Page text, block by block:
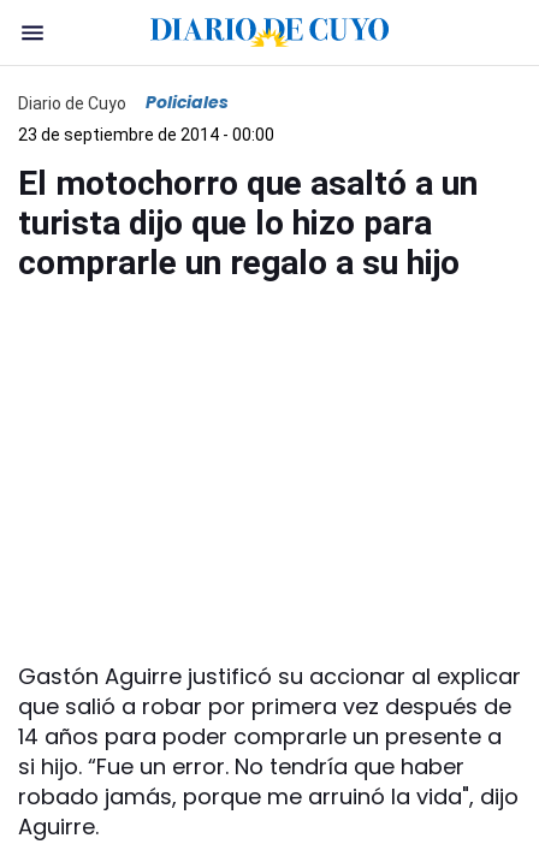
Diario de Cuyo Policiales
23 de septiembre de 2014 - 00:00
El motochorro que asaltó a un
turista dijo que lo hizo para
comprarle un regalo a su hijo
Gastón Aguirre justificó su accionar al explicar
que salió a robar por primera vez después de
14 años para poder comprarle un presente a
si hijo. “Fue un error. No tendría que haber
robado jamás, porque me arruinó la vida", dijo
Aguirre.